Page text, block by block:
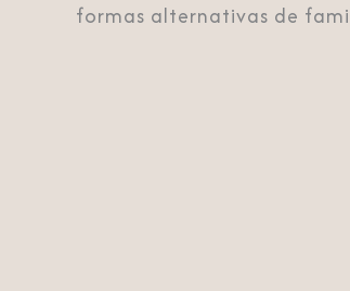
formas alternativas de